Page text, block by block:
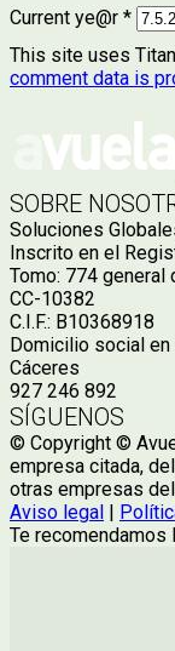
Current ye@r *
This site uses
comment data is
SOBRE
Soluciones
Inscrito en el
Tomo: 774 general
CC-10382
C.I.F.: B10368918
Domicilio social en
Cáceres
927 246 892
SÍGUENOS
© Copyright ©
empresa citada,
otras empresas
Aviso legal
Te recomendamos